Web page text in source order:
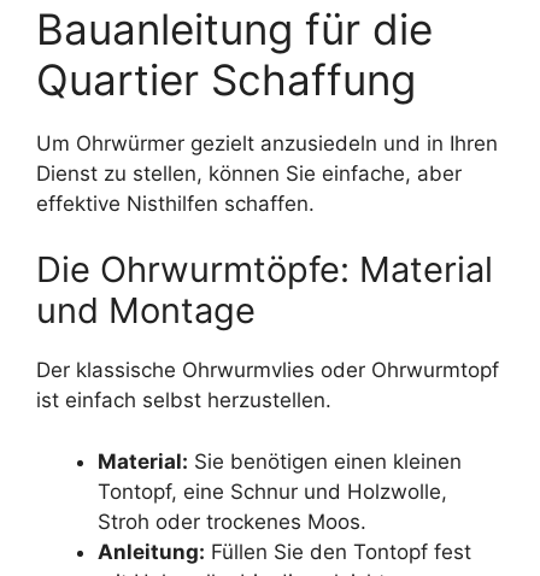
Bauanleitung für die
Quartier Schaffung
Um Ohrwürmer gezielt anzusiedeln und in Ihren
Dienst zu stellen, können Sie einfache, aber
effektive Nisthilfen schaffen.
Die Ohrwurmtöpfe: Material
und Montage
Der klassische Ohrwurmvlies oder Ohrwurmtopf
ist einfach selbst herzustellen.
Material: Sie benötigen einen kleinen
Tontopf, eine Schnur und Holzwolle,
Stroh oder trockenes Moos.
Anleitung: Füllen Sie den Tontopf fest